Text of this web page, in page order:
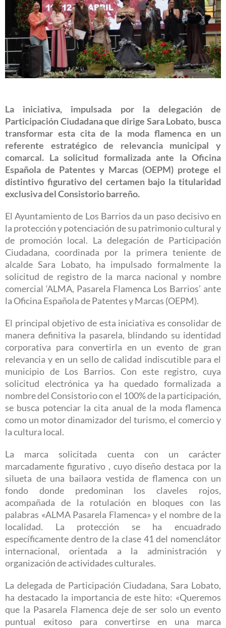
La iniciativa, impulsada por la delegación de
Participación Ciudadana que dirige Sara Lobato, busca
transformar esta cita de la moda flamenca en un
referente estratégico de relevancia municipal y
comarcal. La solicitud formalizada ante la Oficina
Española de Patentes y Marcas (OEPM) protege el
distintivo figurativo del certamen bajo la titularidad
exclusiva del Consistorio barreño.
El Ayuntamiento de Los Barrios da un paso decisivo en
la protección y potenciación de su patrimonio cultural y
de promoción local. La delegación de Participación
Ciudadana, coordinada por la primera teniente de
alcalde Sara Lobato, ha impulsado formalmente la
solicitud de registro de la marca nacional y nombre
comercial ‘ALMA, Pasarela Flamenca Los Barrios’ ante
la Oficina Española de Patentes y Marcas (OEPM).
El principal objetivo de esta iniciativa es consolidar de
manera definitiva la pasarela, blindando su identidad
corporativa para convertirla en un evento de gran
relevancia y en un sello de calidad indiscutible para el
municipio de Los Barrios. Con este registro, cuya
solicitud electrónica ya ha quedado formalizada a
nombre del Consistorio con el 100% de la participación,
se busca potenciar la cita anual de la moda flamenca
como un motor dinamizador del turismo, el comercio y
la cultura local.
La marca solicitada cuenta con un carácter
marcadamente figurativo , cuyo diseño destaca por la
silueta de una bailaora vestida de flamenca con un
fondo donde predominan los claveles rojos,
acompañada de la rotulación en bloques con las
palabras «ALMA Pasarela Flamenca» y el nombre de la
localidad. La protección se ha encuadrado
específicamente dentro de la clase 41 del nomenclátor
internacional, orientada a la administración y
organización de actividades culturales.
La delegada de Participación Ciudadana, Sara Lobato,
ha destacado la importancia de este hito: «Queremos
que la Pasarela Flamenca deje de ser solo un evento
puntual exitoso para convertirse en una marca